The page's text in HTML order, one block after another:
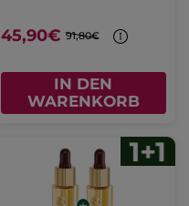
45,90€ 91,80€
IN DEN
WARENKORB